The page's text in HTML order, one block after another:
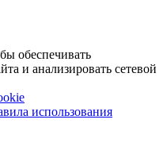
обеспечивать
и анализировать сетевой
использования